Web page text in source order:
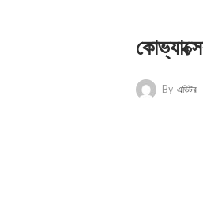
By এডিটর